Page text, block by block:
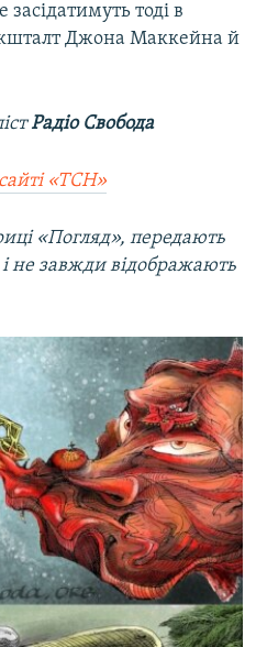
тоді в
Джона Маккейна й
Радіо Свобода
«ТСН»
«Погляд», передають
і не завжди відображають